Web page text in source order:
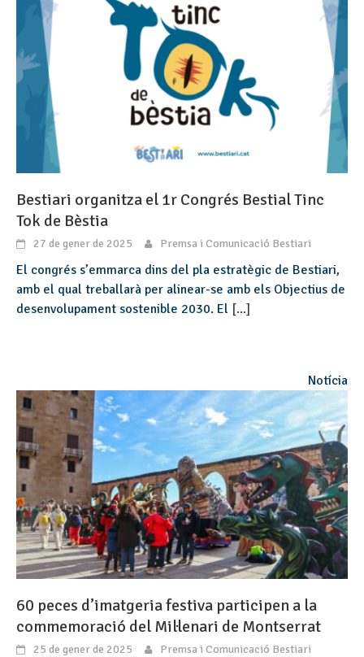
Bestiari organitza el 1r Congrés Bestial Tinc
Tok de Bèstia
27 de gener de 2025 Premsa i Comunicació Bestiari
El congrés s’emmarca dins del pla estratègic de Bestiari,
amb el qual treballarà per alinear-se amb els Objectius de
desenvolupament sostenible 2030. El [...]
Notícia
60 peces d’imatgeria festiva participen a la
commemoració del Mil·lenari de Montserrat
25 de gener de 2025 Premsa i Comunicació Bestiari